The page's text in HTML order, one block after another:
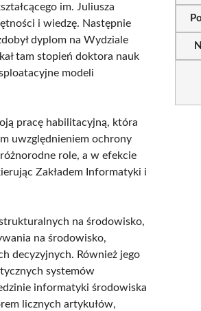
im. Juliusza
i wiedzę. Następnie
dyplom na Wydziale
tam stopień doktora nauk
modeli
pracę habilitacyjną, która
uwzględnieniem ochrony
role, a w efekcie
Zakładem Informatyki i
na środowisko,
na środowisko,
decyzyjnych. Również jego
systemów
informatyki środowiska
licznych artykułów,